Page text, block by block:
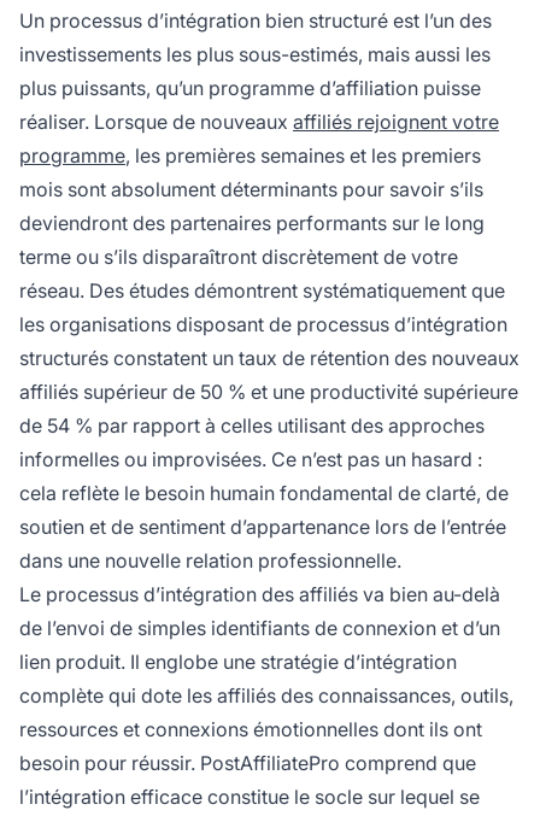
Un processus d’intégration bien structuré est l’un des
investissements les plus sous-estimés, mais aussi les
plus puissants, qu’un programme d’affiliation puisse
réaliser. Lorsque de nouveaux affiliés rejoignent votre
programme, les premières semaines et les premiers
mois sont absolument déterminants pour savoir s’ils
deviendront des partenaires performants sur le long
terme ou s’ils disparaîtront discrètement de votre
réseau. Des études démontrent systématiquement que
les organisations disposant de processus d’intégration
structurés constatent un taux de rétention des nouveaux
affiliés supérieur de 50 % et une productivité supérieure
de 54 % par rapport à celles utilisant des approches
informelles ou improvisées. Ce n’est pas un hasard :
cela reflète le besoin humain fondamental de clarté, de
soutien et de sentiment d’appartenance lors de l’entrée
dans une nouvelle relation professionnelle.
Le processus d’intégration des affiliés va bien au-delà
de l’envoi de simples identifiants de connexion et d’un
lien produit. Il englobe une stratégie d’intégration
complète qui dote les affiliés des connaissances, outils,
ressources et connexions émotionnelles dont ils ont
besoin pour réussir. PostAffiliatePro comprend que
l’intégration efficace constitue le socle sur lequel se